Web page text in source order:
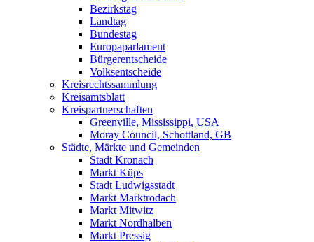
Bezirkstag
Landtag
Bundestag
Europaparlament
Bürgerentscheide
Volksentscheide
Kreisrechtssammlung
Kreisamtsblatt
Kreispartnerschaften
Greenville, Mississippi, USA
Moray Council, Schottland, GB
Städte, Märkte und Gemeinden
Stadt Kronach
Markt Küps
Stadt Ludwigsstadt
Markt Marktrodach
Markt Mitwitz
Markt Nordhalben
Markt Pressig